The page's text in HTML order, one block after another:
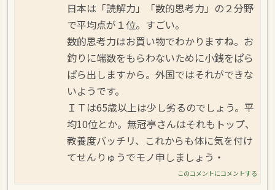
日本は「読解力」「数的思考力」の２分野
で平均点が１位。すごい。
数的思考力はお買い物でわかりますね。お
釣りに端数をもらわないために小銭をぱら
ぱら出しますから。外国ではそれができな
いようです。
ＩＴは65歳以上は少し劣るのでしょう。平
均10位とか。無冠亭さんはそれもトップ、
教養度バッチリ、これからも体に気を付け
てせんりゅうでモノ申しましょう・
このコメントにコメントする